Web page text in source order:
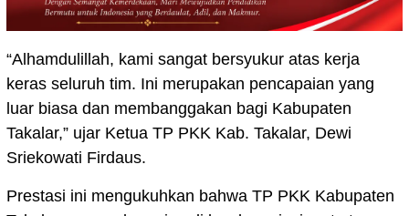
“Alhamdulillah, kami sangat bersyukur atas kerja
keras seluruh tim. Ini merupakan pencapaian yang
luar biasa dan membanggakan bagi Kabupaten
Takalar,” ujar Ketua TP PKK Kab. Takalar, Dewi
Sriekowati Firdaus.
Prestasi ini mengukuhkan bahwa TP PKK Kabupaten